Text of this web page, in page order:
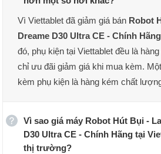
thường yêu cầu người dùng phải trực
hút bụi lau nhà Dreame D30 Ultra CE
100%.
Có thể nói, thiết bị là sự kết hợp ăn ý
hợp hệ thống trí tuệ nhân tạo AI tiên
đoạn bao gồm hút sạch bụi bẩn khô và
quay về trạm sạc để giặt sấy giẻ, đổ
thiệp của con người.
Vì Viettablet đã giảm giá bán Robot
Dreame D30 Ultra CE - Chính Hãng
đó, phụ kiện tại Viettablet đều là
chỉ ưu đãi giảm giá khi mua kèm.
kèm phụ kiện là hàng kém chất
Vì sao giá máy Robot Hút Bụi -
D30 Ultra CE - Chính Hãng tại
thị trường?